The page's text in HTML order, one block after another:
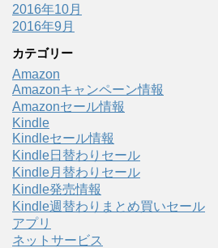
2016年10月
2016年9月
カテゴリー
Amazon
Amazonキャンペーン情報
Amazonセール情報
Kindle
Kindleセール情報
Kindle日替わりセール
Kindle月替わりセール
Kindle発売情報
Kindle週替わりまとめ買いセール
アプリ
ネットサービス